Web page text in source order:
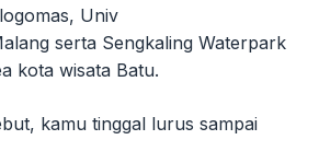
Univ
serta Sengkaling Waterpark
kota wisata Batu.
kamu tinggal lurus sampai